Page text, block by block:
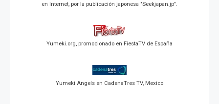
en Internet, por la publicación japonesa "Seekjapan.jp".
Yumeki.org, promocionado en FiestaTV de España
Yumeki Angels en CadenaTres TV, Mexico